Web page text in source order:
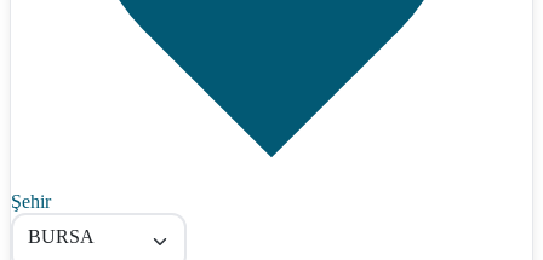
Şehir
BURSA